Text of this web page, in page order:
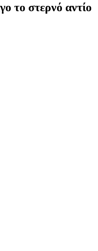
το στερνό αντίο